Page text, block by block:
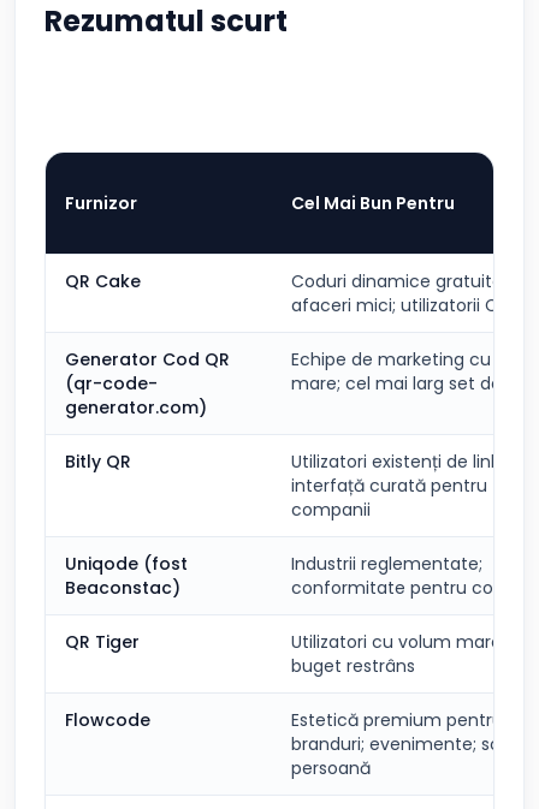
Rezumatul scurt
Furnizor Cel Mai Bun Pentru
QR Cake
Coduri dinamice gratuite
afaceri mici; utilizatorii Canva
Generator Cod QR
(qr-code-
generator.com)
Echipe de marketing cu
mare; cel mai larg set de
Bitly QR
Utilizatori existenți de link
interfață curată pentru
companii
Uniqode (fost
Beaconstac)
Industrii reglementate;
conformitate pentru
QR Tiger
Utilizatori cu volum mare și
buget restrâns
Flowcode
Estetică premium pentru
branduri; evenimente;
persoană